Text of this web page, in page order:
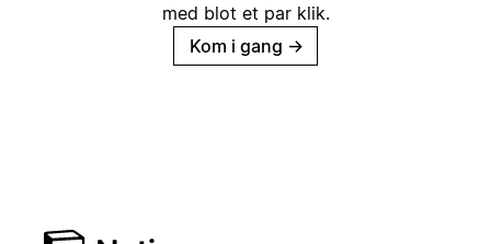
med blot et par klik.
Kom i gang →